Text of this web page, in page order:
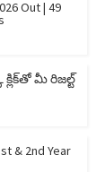
Out | 49
క్లిక్‌తో మీ రిజల్ట్
& 2nd Year